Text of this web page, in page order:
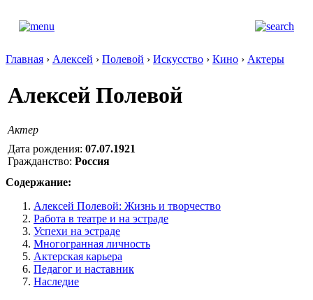
Главная › Алексей › Полевой › Искусство › Кино › Актеры
Алексей Полевой
Актер
Дата рождения: 07.07.1921
Гражданство: Россия
Содержание:
Алексей Полевой: Жизнь и творчество
Работа в театре и на эстраде
Успехи на эстраде
Многогранная личность
Актерская карьера
Педагог и наставник
Наследие